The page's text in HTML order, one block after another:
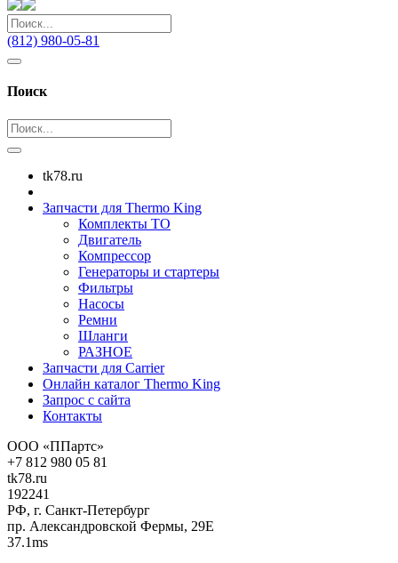
(812) 980-05-81
Поиск
tk78.ru
Запчасти для Thermo King
Комплекты ТО
Двигатель
Компрессор
Генераторы и стартеры
Фильтры
Насосы
Ремни
Шланги
РАЗНОЕ
Запчасти для Carrier
Онлайн каталог Thermo King
Запрос с сайта
Контакты
ООО «ППартс»
+7 812 980 05 81
tk78.ru
192241
РФ, г. Санкт-Петербург
пр. Александровской Фермы, 29Е
37.1ms